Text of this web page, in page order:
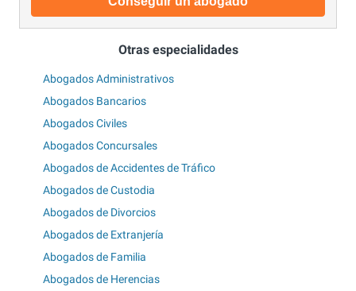
Otras especialidades
Abogados Administrativos
Abogados Bancarios
Abogados Civiles
Abogados Concursales
Abogados de Accidentes de Tráfico
Abogados de Custodia
Abogados de Divorcios
Abogados de Extranjería
Abogados de Familia
Abogados de Herencias